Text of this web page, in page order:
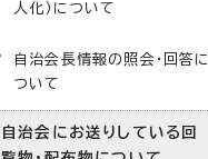
人化）について
自治会長情報の照会・回答に
ついて
自治会にお送りしている回